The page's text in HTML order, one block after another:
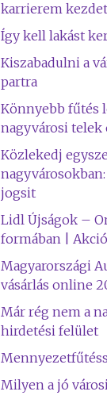
karrierem
Így kell lakást
Kiszabadulni a
partra
Könnyebb fűtés
nagyvárosi telek
Közlekedj
jogsit
Lidl Újságok –
formában |
Magyarországi
vásárlás online
Már rég nem a
hirdetési felület
Milyen a jó